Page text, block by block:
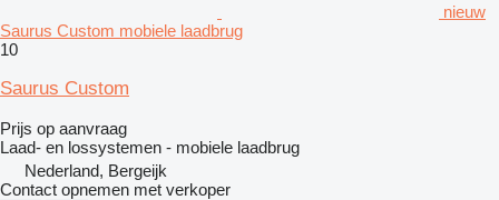
nieuw
Saurus Custom mobiele laadbrug
10
Saurus Custom
Prijs op aanvraag
Laad- en lossystemen - mobiele laadbrug
Nederland, Bergeijk
Contact opnemen met verkoper